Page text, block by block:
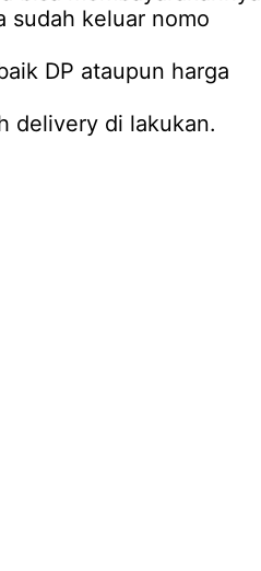
sudah keluar nomo
DP ataupun harga
delivery di lakukan.